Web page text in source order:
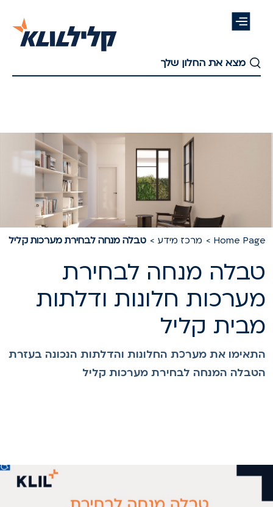
Home מרכז מידע טבלה מנחה לבחירת מערכות קליל
מנחה לבחירת
חלונות ודלתות
קליל
את מערכת החלונות והדלתות הנכונה בעזרת
המנחה לבחירת מערכות קליל